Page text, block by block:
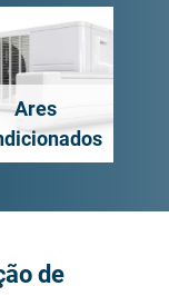
Ares
de